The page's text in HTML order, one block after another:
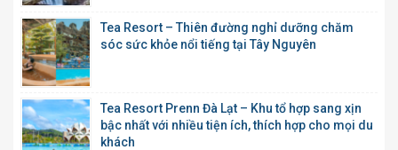
Tea Resort – Thiên đường nghỉ dưỡng chăm
sóc sức khỏe nổi tiếng tại Tây Nguyên
Tea Resort Prenn Đà Lạt – Khu tổ hợp sang xịn
bậc nhất với nhiều tiện ích, thích hợp cho mọi du
khách